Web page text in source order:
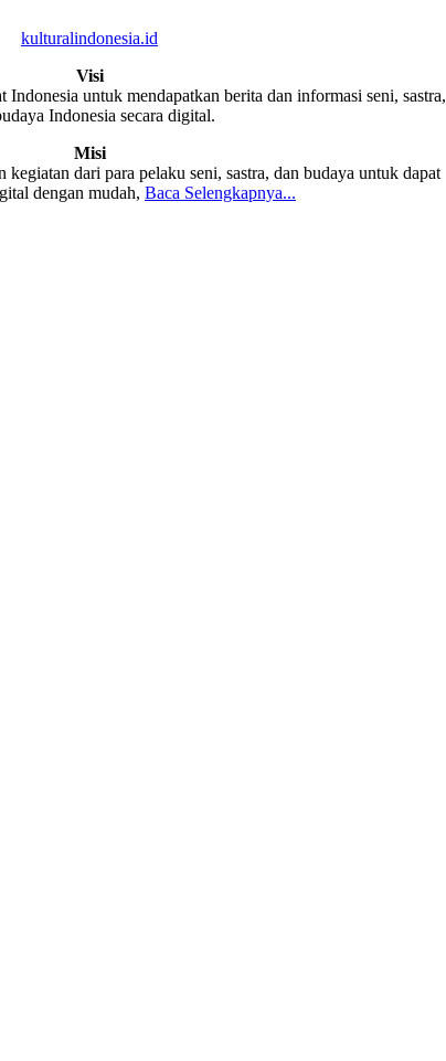
kulturalindonesia.id
Visi
untuk mendapatkan berita dan informasi seni, sastra,
Indonesia secara digital.
Misi
dari para pelaku seni, sastra, dan budaya untuk dapat
dengan mudah, Baca Selengkapnya...